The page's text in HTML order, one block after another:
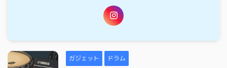
ガジェット ドラム